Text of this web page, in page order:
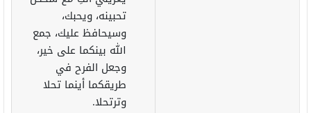
تحبينه، ويحبك،
وسيحافظ عليك، جمع
الله بينكما على خير،
وجعل الفرح في
طريقكما أينما تحلا
وترتحلا.